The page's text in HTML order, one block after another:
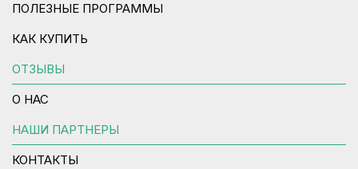
ПОЛЕЗНЫЕ ПРОГРАММЫ
КАК КУПИТЬ
ОТЗЫВЫ
О НАС
НАШИ ПАРТНЕРЫ
КОНТАКТЫ